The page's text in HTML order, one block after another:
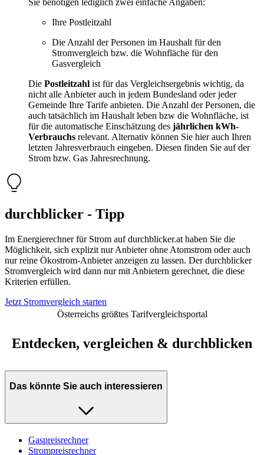
Ihre Postleitzahl
Die Anzahl der Personen im Haushalt für den
Stromvergleich bzw. die Wohnfläche für den
Gasvergleich
Die Postleitzahl ist für das Vergleichsergebnis wichtig, da
nicht alle Anbieter auch in jedem Bundesland oder jeder
Gemeinde Ihre Tarife anbieten. Die Anzahl der Personen, die
auch tatsächlich im Haushalt leben bzw die Wohnfläche, ist
für die automatische Einschätzung des jährlichen kWh-
Verbrauchs relevant. Alternativ können Sie hier auch Ihren
letzten Jahresverbrauch eingeben. Diesen finden Sie auf der
Strom bzw. Gas Jahresrechnung.
durchblicker - Tipp
Im Energierechner für Strom auf durchblicker.at haben Sie die
Möglichkeit, sich explizit nur Anbieter ohne Atomstrom oder auch
nur reine Ökostrom-Anbieter anzeigen zu lassen. Der durchblicker
Stromvergleich wird dann nur mit Anbietern gerechnet, die diese
Kriterien erfüllen.
Jetzt Stromvergleich starten
Österreichs größtes Tarifvergleichsportal
Entdecken, vergleichen & durchblicken
Das könnte Sie auch interessieren
Gaspreisrechner
Strompreisrechner